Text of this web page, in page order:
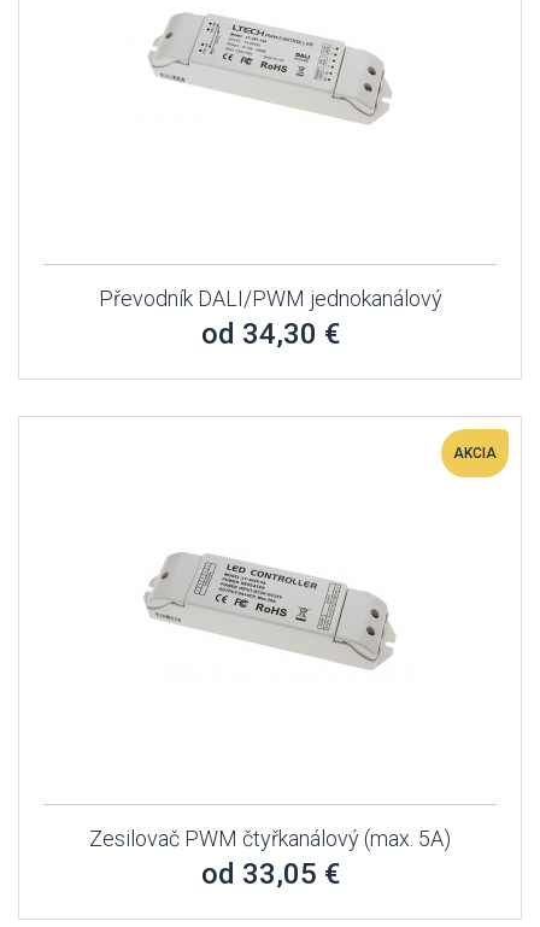
Převodník DALI/PWM jednokanálový
od 34,30 €
AKCIA
Zesilovač PWM čtyřkanálový (max. 5A)
od 33,05 €